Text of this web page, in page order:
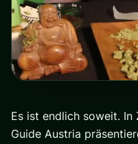
Es ist endlich soweit. In
Guide Austria